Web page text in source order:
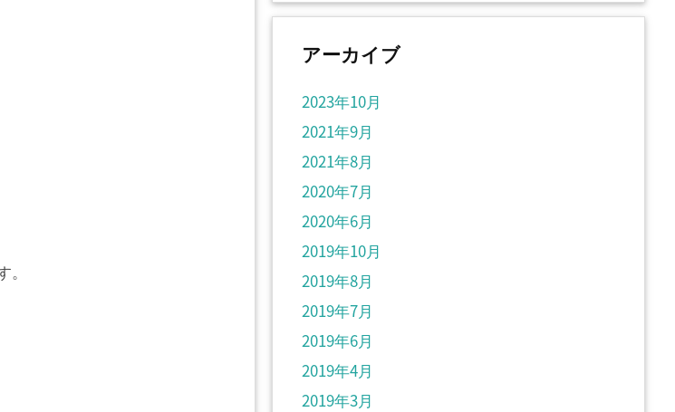
アーカイブ
2023年10月
2021年9月
2021年8月
2020年7月
2020年6月
2019年10月
2019年8月
2019年7月
2019年6月
2019年4月
2019年3月